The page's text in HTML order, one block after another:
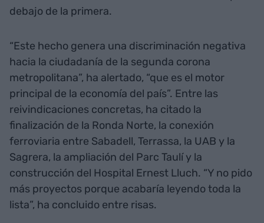
debajo de la primera.
“Este hecho genera una discriminación negativa
hacia la ciudadanía de la segunda corona
metropolitana”, ha alertado, “que es el motor
principal de la economía del país”. Entre las
reivindicaciones concretas, ha citado la
finalización de la Ronda Norte, la conexión
ferroviaria entre Sabadell, Terrassa, la UAB y la
Sagrera, la ampliación del Parc Taulí y la
construcción del Hospital Ernest Lluch. “Y no pido
más proyectos porque acabaría leyendo toda la
lista”, ha concluido entre risas.